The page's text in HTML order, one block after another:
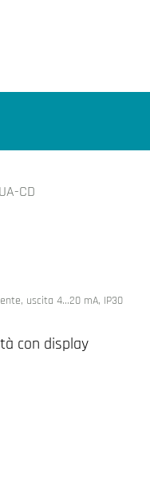
CD
uscita 4...20 mA, IP30
con display